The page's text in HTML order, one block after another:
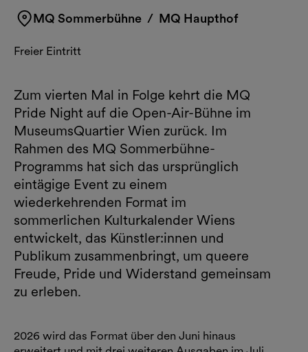
MQ Sommerbühne / MQ Haupthof
Freier Eintritt
Zum vierten Mal in Folge kehrt die MQ
Pride Night auf die Open-Air-Bühne im
MuseumsQuartier Wien zurück. Im
Rahmen des MQ Sommerbühne-
Programms hat sich das ursprünglich
eintägige Event zu einem
wiederkehrenden Format im
sommerlichen Kulturkalender Wiens
entwickelt, das Künstler:innen und
Publikum zusammenbringt, um queere
Freude, Pride und Widerstand gemeinsam
zu erleben.
2026 wird das Format über den Juni hinaus